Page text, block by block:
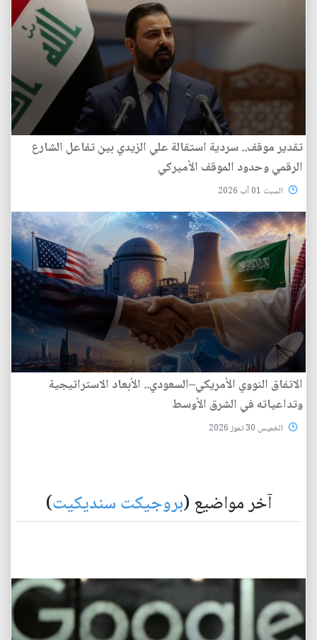
تقدير موقف.. سردية استقالة علي الزيدي بين تفاعل الشارع
الرقمي وحدود الموقف الأميركي
السبت 01 آب 2026
الاتفاق النووي الأمريكي–السعودي.. الأبعاد الاستراتيجية
وتداعياته في الشرق الأوسط
الخميس 30 تموز 2026
آخر مواضيع (بروجيكت سنديكيت)